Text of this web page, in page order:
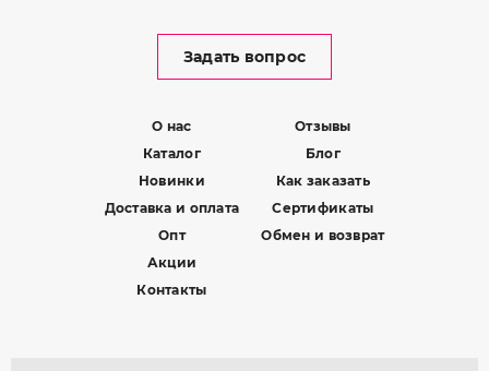
Задать вопрос
О нас
Каталог
Новинки
Доставка и оплата
Опт
Акции
Контакты
Отзывы
Блог
Как заказать
Сертификаты
Обмен и возврат